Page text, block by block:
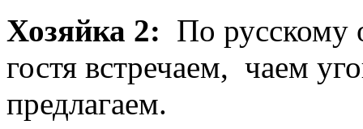
Хозяйка 2: По русскому
гостя встречаем, чаем
предлагаем.